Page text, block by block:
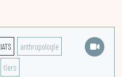
anthropologie
tiers